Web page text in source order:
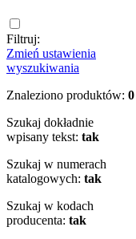
Filtruj:
Zmień ustawienia
wyszukiwania
Znaleziono produktów: 0
Szukaj dokładnie
wpisany tekst: tak
Szukaj w numerach
katalogowych: tak
Szukaj w kodach
producenta: tak